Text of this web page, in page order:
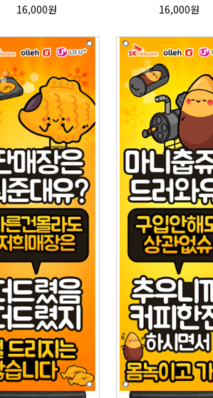
16,000원
16,000원